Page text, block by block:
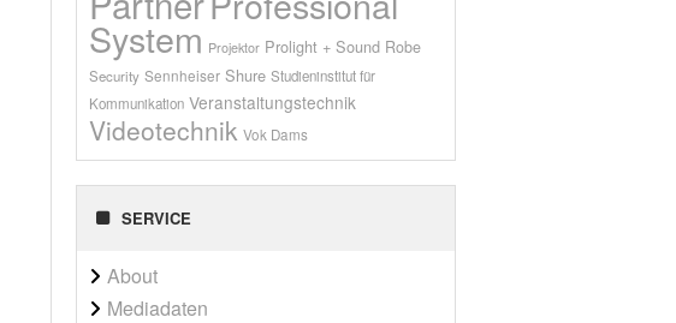
System Projektor Prolight + Sound Robe
Security Sennheiser Shure Studieninstitut für
Kommunikation Veranstaltungstechnik
Videotechnik Vok Dams
SERVICE
About
Mediadaten